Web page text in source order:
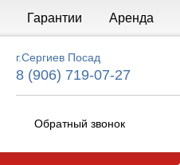
Гарантии Аренда
г.Сергиев Посад
8 (906) 719-07-27
Обратный звонок